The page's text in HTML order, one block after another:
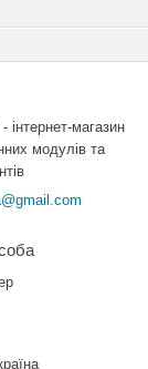
інтернет-магазин
модулів та